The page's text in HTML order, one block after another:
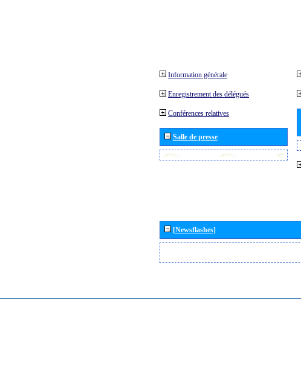
Information générale
Enregistrement des délégués
Conférences relatives
Salle de presse
[Newsflashes]